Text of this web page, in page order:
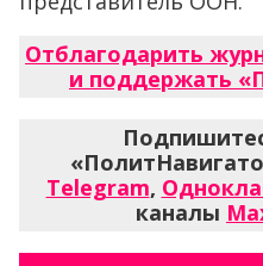
Отблагодарить
и поддержать
Telegram,
каналы